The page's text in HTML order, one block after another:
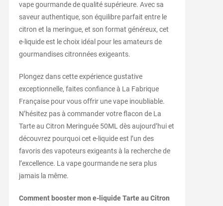
vape gourmande de qualité supérieure. Avec sa
saveur authentique, son équilibre parfait entre le
citron et la meringue, et son format généreux, cet
e-liquide est le choix idéal pour les amateurs de
gourmandises citronnées exigeants.
Plongez dans cette expérience gustative
exceptionnelle, faites confiance à La Fabrique
Française pour vous offrir une vape inoubliable.
N’hésitez pas à commander votre flacon de La
Tarte au Citron Meringuée 50ML dès aujourd’hui et
découvrez pourquoi cet e-liquide est l’un des
favoris des vapoteurs exigeants à la recherche de
l’excellence. La vape gourmande ne sera plus
jamais la même.
Comment booster mon e-liquide Tarte au Citron